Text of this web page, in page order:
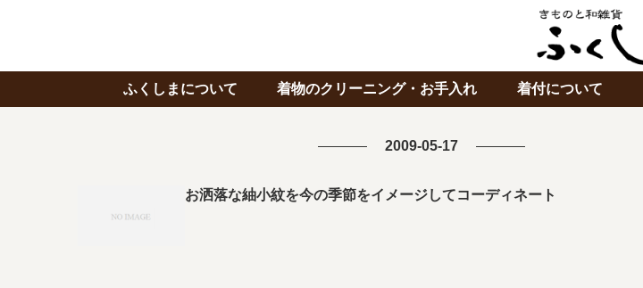
ふくしまについて 着物のクリーニング・お手入れ 着付について
2009-05-17
お洒落な紬小紋を今の季節をイメージしてコーディネート